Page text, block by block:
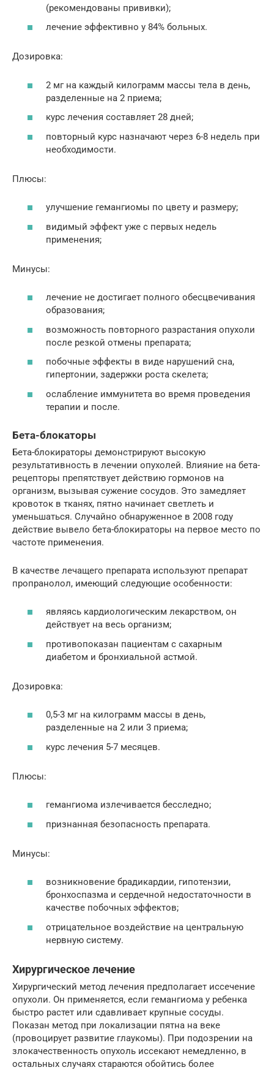
(рекомендованы прививки);
лечение эффективно у 84% больных.
Дозировка:
2 мг на каждый килограмм массы тела в день,
разделенные на 2 приема;
курс лечения составляет 28 дней;
повторный курс назначают через 6-8 недель при
необходимости.
Плюсы:
улучшение гемангиомы по цвету и размеру;
видимый эффект уже с первых недель
применения;
Минусы:
лечение не достигает полного обесцвечивания
образования;
возможность повторного разрастания опухоли
после резкой отмены препарата;
побочные эффекты в виде нарушений сна,
гипертонии, задержки роста скелета;
ослабление иммунитета во время проведения
терапии и после.
Бета-блокаторы
Бета-блокираторы демонстрируют высокую
результативность в лечении опухолей. Влияние на бета-
рецепторы препятствует действию гормонов на
организм, вызывая сужение сосудов. Это замедляет
кровоток в тканях, пятно начинает светлеть и
уменьшаться. Случайно обнаруженное в 2008 году
действие вывело бета-блокираторы на первое место по
частоте применения.
В качестве лечащего препарата используют препарат
пропранолол, имеющий следующие особенности:
являясь кардиологическим лекарством, он
действует на весь организм;
противопоказан пациентам с сахарным
диабетом и бронхиальной астмой.
Дозировка:
0,5-3 мг на килограмм массы в день,
разделенные на 2 или 3 приема;
курс лечения 5-7 месяцев.
Плюсы:
гемангиома излечивается бесследно;
признанная безопасность препарата.
Минусы:
возникновение брадикардии, гипотензии,
бронхоспазма и сердечной недостаточности в
качестве побочных эффектов;
отрицательное воздействие на центральную
нервную систему.
Хирургическое лечение
Хирургический метод лечения предполагает иссечение
опухоли. Он применяется, если гемангиома у ребенка
быстро растет или сдавливает крупные сосуды.
Показан метод при локализации пятна на веке
(провоцирует развитие глаукомы). При подозрении на
злокачественность опухоль иссекают немедленно, в
остальных случаях стараются обойтись более